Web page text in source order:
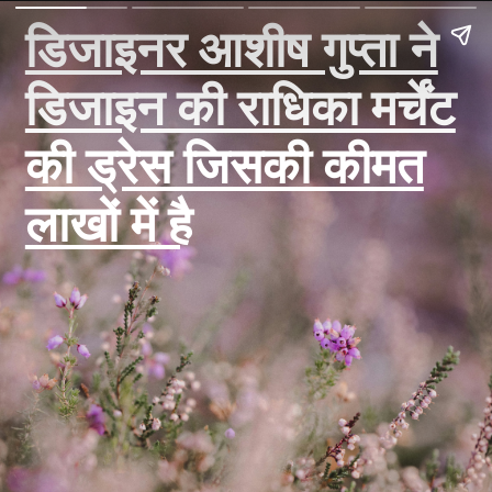
डिजाइनर आशीष गुप्ता ने
डिजाइन की राधिका मर्चेंट
की ड्रेस जिसकी कीमत
लाखों में है